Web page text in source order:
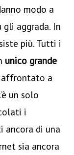
modo a
aggrada. In
più. Tutti i
unico grande
affrontato a
un solo
i
ancora di una
sia ancora